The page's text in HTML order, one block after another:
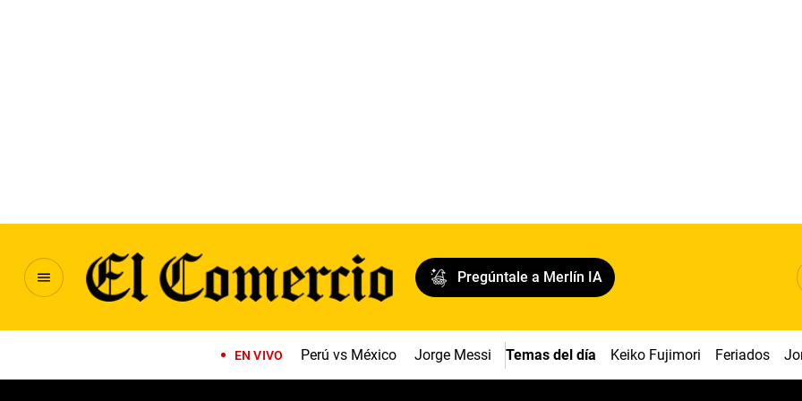
Pregúntale a Merlín IA
EN VIVO Perú vs México Jorge Messi Temas del día Keiko Fujimori Feriados